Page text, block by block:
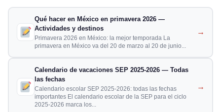
Qué hacer en México en primavera 2026 —
Actividades y destinos
Primavera 2026 en México: la mejor temporada La
primavera en México va del 20 de marzo al 20 de junio...
→
Calendario de vacaciones SEP 2025-2026 — Todas
las fechas
Calendario escolar SEP 2025-2026: todas las fechas
importantes El calendario escolar de la SEP para el ciclo
2025-2026 marca los...
→